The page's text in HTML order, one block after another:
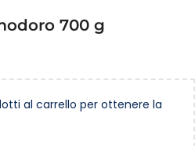
700 g
al carrello per ottenere la